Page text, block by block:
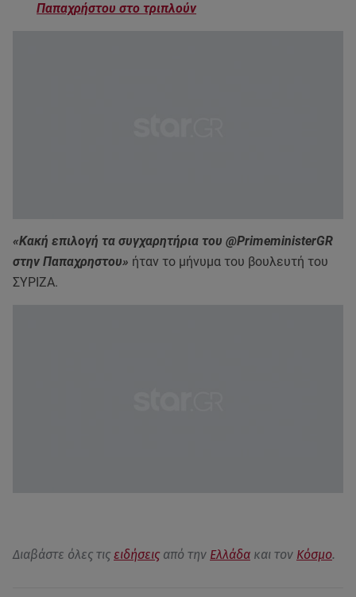
Παπαχρήστου στο τριπλούν
«Κακή επιλογή τα συγχαρητήρια του @PrimeministerGR
στην Παπαχρηστου» ήταν το μήνυμα του βουλευτή του
ΣΥΡΙΖΑ.
Διαβάστε όλες τις ειδήσεις από την Ελλάδα και τον Κόσμο.